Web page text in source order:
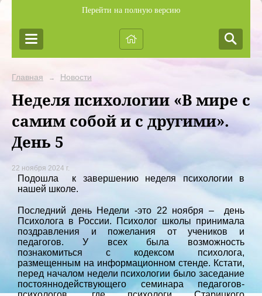
Перейти на полную версию
Главная → Новости
Неделя психологии «В мире с
самим собой и с другими».
День 5
22 ноября 2024 г.
Подошла к завершению неделя психологии в
нашей школе.
Последний день Недели -это 22 ноября – день
Психолога в России. Психолог школы принимала
поздравления и пожелания от учеников и
педагогов. У всех была возможность
познакомиться с кодексом психолога,
размещенным на информационном стенде. Кстати,
перед началом недели психологии было заседание
постояннодействующего семинара педагогов-